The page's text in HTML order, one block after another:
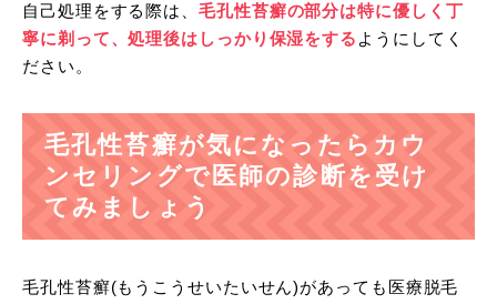
自己処理をする際は、 毛孔性苔癬の部分は特に優しく丁
寧に剃って、処理後はしっかり保湿をする ようにしてく
ださい。
毛孔性苔癬が気になったらカウ
ンセリングで医師の診断を受け
てみましょう
毛孔性苔癬(もうこうせいたいせん)があっても医療脱毛